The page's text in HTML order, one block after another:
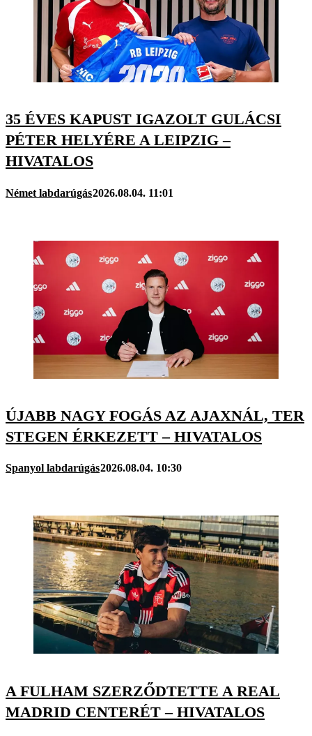
35 ÉVES KAPUST IGAZOLT GULÁCSI
PÉTER HELYÉRE A LEIPZIG –
HIVATALOS
Német labdarúgás2026.08.04. 11:01
ÚJABB NAGY FOGÁS AZ AJAXNÁL, TER
STEGEN ÉRKEZETT – HIVATALOS
Spanyol labdarúgás2026.08.04. 10:30
A FULHAM SZERZŐDTETTE A REAL
MADRID CENTERÉT – HIVATALOS